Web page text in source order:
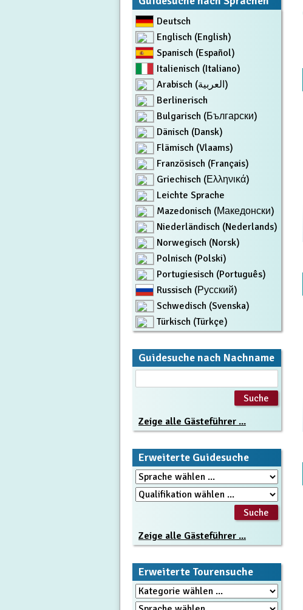
Deutsch
Englisch (English)
Spanisch (Español)
Italienisch (Italiano)
Arabisch (العربية)
Berlinerisch
Bulgarisch (Български)
Dänisch (Dansk)
Flämisch (Vlaams)
Französisch (Français)
Griechisch (Ελληνικά)
Leichte Sprache
Mazedonisch (Македонски)
Niederländisch (Nederlands)
Norwegisch (Norsk)
Polnisch (Polski)
Portugiesisch (Português)
Russisch (Русский)
Schwedisch (Svenska)
Türkisch (Türkçe)
Guidesuche nach Nachname
Zeige alle Gästeführer ...
Erweiterte Guidesuche
Zeige alle Gästeführer ...
Erweiterte Tourensuche